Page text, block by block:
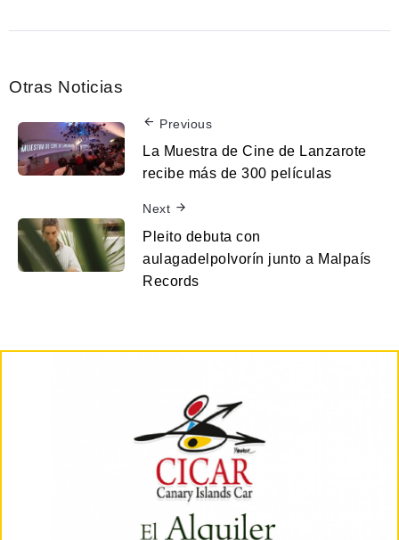
Otras Noticias
Previous
La Muestra de Cine de Lanzarote
recibe más de 300 películas
Next
Pleito debuta con
aulagadelpolvorín junto a Malpaís
Records